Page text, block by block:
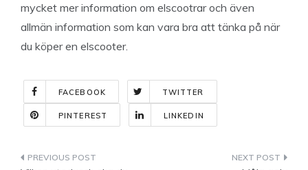
mycket mer information om elscootrar och även
allmän information som kan vara bra att tänka på när
du köper en elscooter.
FACEBOOK TWITTER
PINTEREST LINKEDIN
Indlægsnavigation